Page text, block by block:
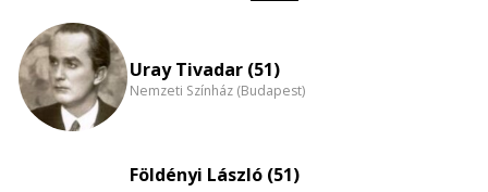
nagyítása
Uray Tivadar (51)
Nemzeti Színház (Budapest)
Földényi László (51)